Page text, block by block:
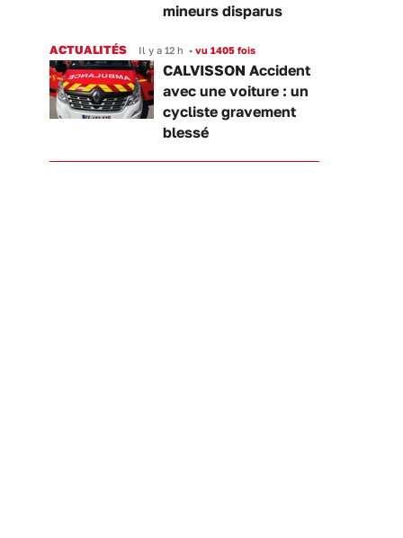
mineurs disparus
ACTUALITÉS Il y a 12 h • vu 1405 fois
CALVISSON Accident
avec une voiture : un
cycliste gravement
blessé